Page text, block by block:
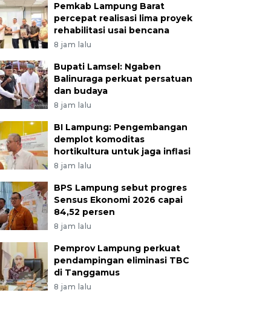
Pemkab Lampung Barat
percepat realisasi lima proyek
rehabilitasi usai bencana
8 jam lalu
Bupati Lamsel: Ngaben
Balinuraga perkuat persatuan
dan budaya
8 jam lalu
BI Lampung: Pengembangan
demplot komoditas
hortikultura untuk jaga inflasi
8 jam lalu
BPS Lampung sebut progres
Sensus Ekonomi 2026 capai
84,52 persen
8 jam lalu
Pemprov Lampung perkuat
pendampingan eliminasi TBC
di Tanggamus
8 jam lalu